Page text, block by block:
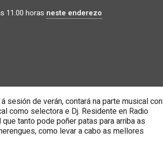
11.00 horas neste enderezo
de verán, contará na parte musical con
como selectora e Dj. Residente en Radio
tanto pode poñer patas para arriba as
como levar a cabo as mellores